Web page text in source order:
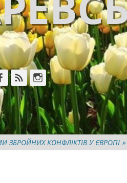
Facebook
Feed Instagram
ЗБРОЙНИХ КОНФЛІКТІВ У ЄВРОПІ »